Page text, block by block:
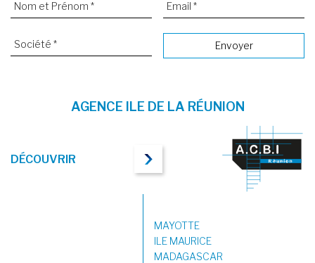
AGENCE ILE DE LA RÉUNION
DÉCOUVRIR
MAYOTTE
ILE MAURICE
MADAGASCAR